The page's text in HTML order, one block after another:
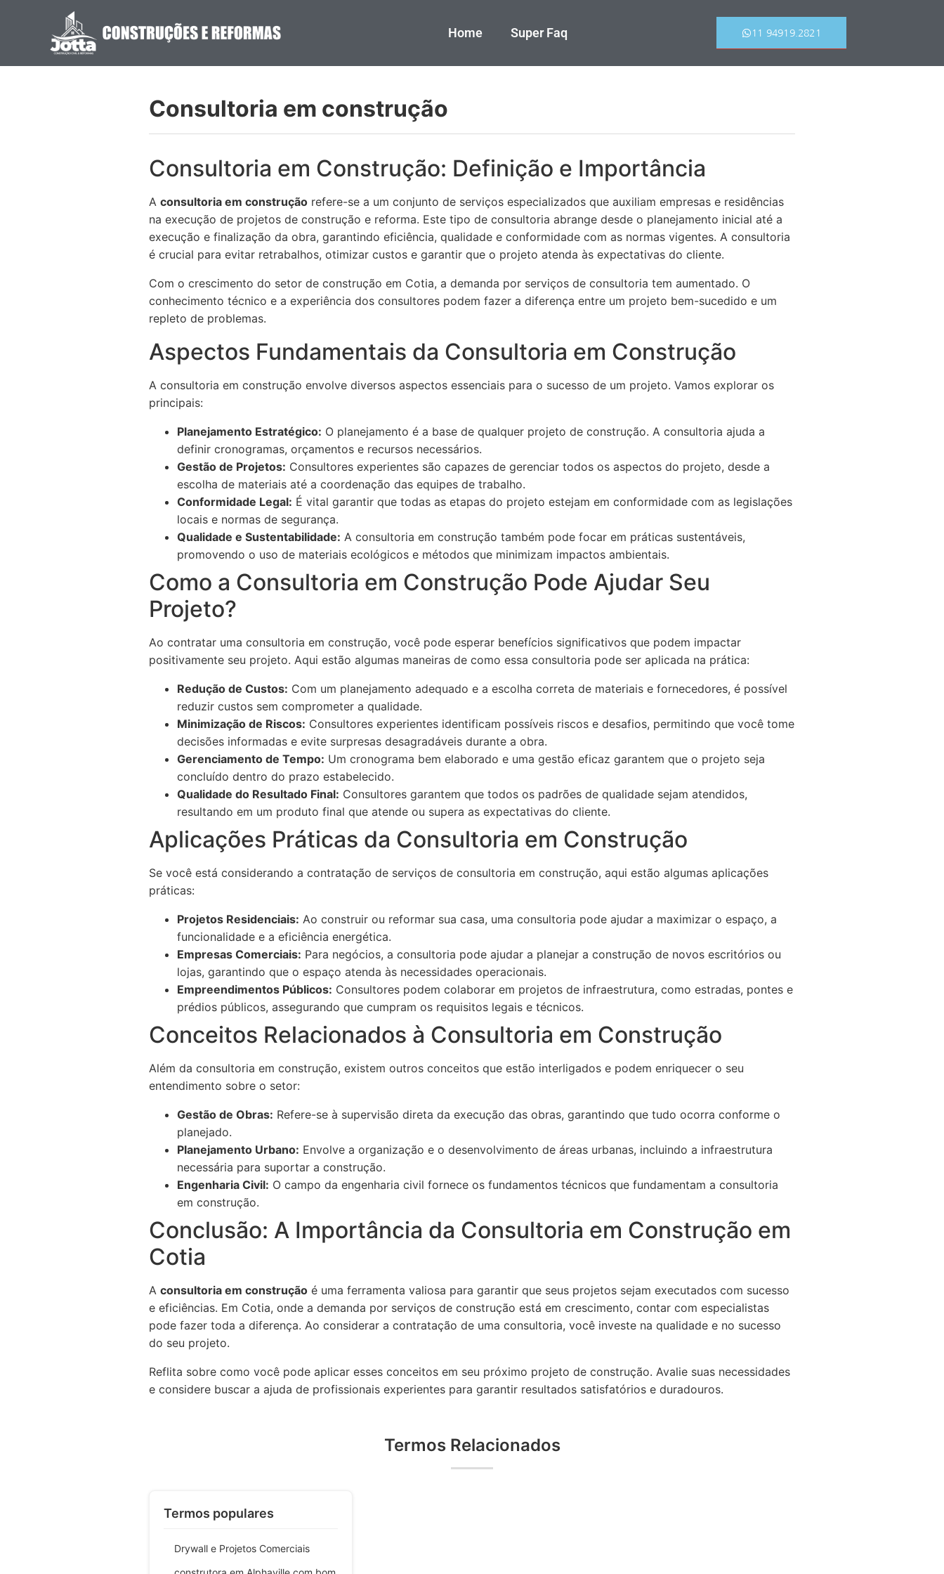
Home Super Faq 11 94919.2821
Consultoria em construção
Consultoria em Construção: Definição e Importância
A consultoria em construção refere-se a um conjunto de serviços especializados que auxiliam empresas e residências
na execução de projetos de construção e reforma. Este tipo de consultoria abrange desde o planejamento inicial até a
execução e finalização da obra, garantindo eficiência, qualidade e conformidade com as normas vigentes. A consultoria
é crucial para evitar retrabalhos, otimizar custos e garantir que o projeto atenda às expectativas do cliente.
Com o crescimento do setor de construção em Cotia, a demanda por serviços de consultoria tem aumentado. O
conhecimento técnico e a experiência dos consultores podem fazer a diferença entre um projeto bem-sucedido e um
repleto de problemas.
Aspectos Fundamentais da Consultoria em Construção
A consultoria em construção envolve diversos aspectos essenciais para o sucesso de um projeto. Vamos explorar os
principais:
Planejamento Estratégico: O planejamento é a base de qualquer projeto de construção. A consultoria ajuda a
definir cronogramas, orçamentos e recursos necessários.
Gestão de Projetos: Consultores experientes são capazes de gerenciar todos os aspectos do projeto, desde a
escolha de materiais até a coordenação das equipes de trabalho.
Conformidade Legal: É vital garantir que todas as etapas do projeto estejam em conformidade com as legislações
locais e normas de segurança.
Qualidade e Sustentabilidade: A consultoria em construção também pode focar em práticas sustentáveis,
promovendo o uso de materiais ecológicos e métodos que minimizam impactos ambientais.
Como a Consultoria em Construção Pode Ajudar Seu
Projeto?
Ao contratar uma consultoria em construção, você pode esperar benefícios significativos que podem impactar
positivamente seu projeto. Aqui estão algumas maneiras de como essa consultoria pode ser aplicada na prática:
Redução de Custos: Com um planejamento adequado e a escolha correta de materiais e fornecedores, é possível
reduzir custos sem comprometer a qualidade.
Minimização de Riscos: Consultores experientes identificam possíveis riscos e desafios, permitindo que você tome
decisões informadas e evite surpresas desagradáveis durante a obra.
Gerenciamento de Tempo: Um cronograma bem elaborado e uma gestão eficaz garantem que o projeto seja
concluído dentro do prazo estabelecido.
Qualidade do Resultado Final: Consultores garantem que todos os padrões de qualidade sejam atendidos,
resultando em um produto final que atende ou supera as expectativas do cliente.
Aplicações Práticas da Consultoria em Construção
Se você está considerando a contratação de serviços de consultoria em construção, aqui estão algumas aplicações
práticas:
Projetos Residenciais: Ao construir ou reformar sua casa, uma consultoria pode ajudar a maximizar o espaço, a
funcionalidade e a eficiência energética.
Empresas Comerciais: Para negócios, a consultoria pode ajudar a planejar a construção de novos escritórios ou
lojas, garantindo que o espaço atenda às necessidades operacionais.
Empreendimentos Públicos: Consultores podem colaborar em projetos de infraestrutura, como estradas, pontes e
prédios públicos, assegurando que cumpram os requisitos legais e técnicos.
Conceitos Relacionados à Consultoria em Construção
Além da consultoria em construção, existem outros conceitos que estão interligados e podem enriquecer o seu
entendimento sobre o setor:
Gestão de Obras: Refere-se à supervisão direta da execução das obras, garantindo que tudo ocorra conforme o
planejado.
Planejamento Urbano: Envolve a organização e o desenvolvimento de áreas urbanas, incluindo a infraestrutura
necessária para suportar a construção.
Engenharia Civil: O campo da engenharia civil fornece os fundamentos técnicos que fundamentam a consultoria
em construção.
Conclusão: A Importância da Consultoria em Construção em
Cotia
A consultoria em construção é uma ferramenta valiosa para garantir que seus projetos sejam executados com sucesso
e eficiências. Em Cotia, onde a demanda por serviços de construção está em crescimento, contar com especialistas
pode fazer toda a diferença. Ao considerar a contratação de uma consultoria, você investe na qualidade e no sucesso
do seu projeto.
Reflita sobre como você pode aplicar esses conceitos em seu próximo projeto de construção. Avalie suas necessidades
e considere buscar a ajuda de profissionais experientes para garantir resultados satisfatórios e duradouros.
Termos Relacionados
Termos populares
Drywall e Projetos Comerciais